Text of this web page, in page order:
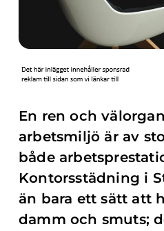
En ren och
arbetsmiljö är av
både
Kontorsstädning i
än bara ett sätt att
damm och smuts;